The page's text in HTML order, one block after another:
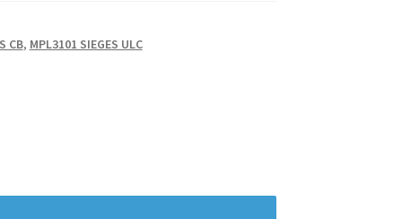
CB, MPL3101 SIEGES ULC